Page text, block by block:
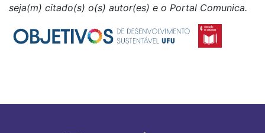
seja(m) citado(s) o(s) autor(es) e o Portal Comunica.